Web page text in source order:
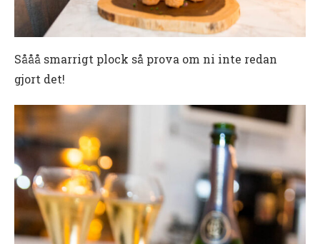
Sååå smarrigt plock så prova om ni inte redan
gjort det!